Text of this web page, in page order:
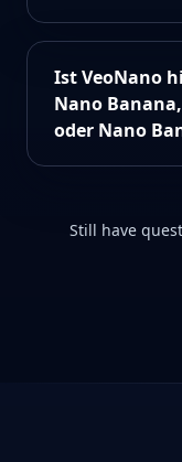
Ist VeoNano
Nano
oder Nano
Still have